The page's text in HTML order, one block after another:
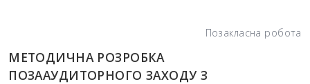
Позакласна робота
МЕТОДИЧНА РОЗРОБКА
ПОЗААУДИТОРНОГО ЗАХОДУ З